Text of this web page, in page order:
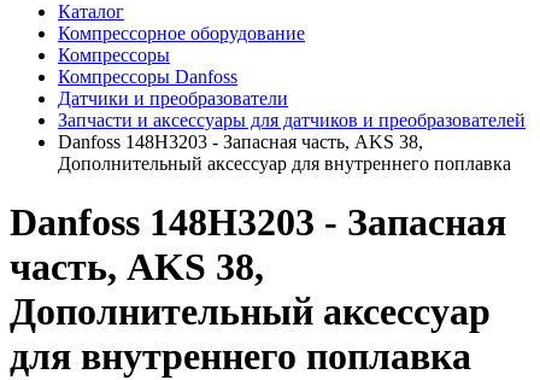
Каталог
Компрессорное оборудование
Компрессоры
Компрессоры Danfoss
Датчики и преобразователи
Запчасти и аксессуары для датчиков и преобразователей
Danfoss 148H3203 - Запасная часть, AKS 38,
Дополнительный аксессуар для внутреннего поплавка
Danfoss 148H3203 - Запасная
часть, AKS 38,
Дополнительный аксессуар
для внутреннего поплавка